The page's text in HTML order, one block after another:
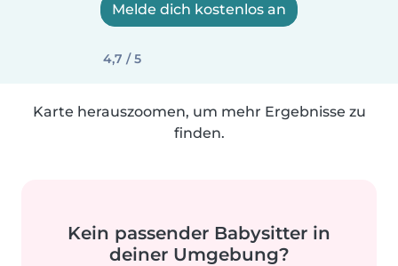
Melde dich kostenlos an
4,7 / 5
Karte herauszoomen, um mehr Ergebnisse zu
finden.
Kein passender Babysitter in
deiner Umgebung?